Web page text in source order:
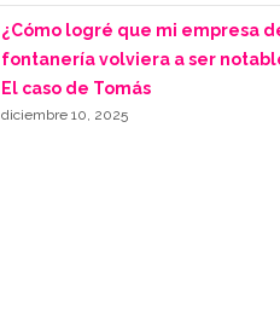
¿Cómo logré que mi empresa
fontanería volviera a ser
El caso de Tomás
diciembre 10, 2025